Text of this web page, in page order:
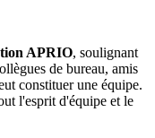
APRIO, soulignant
de bureau, amis
constituer une équipe.
l'esprit d'équipe et le